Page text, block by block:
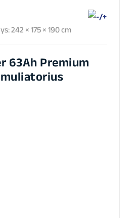
242 × 175 × 190 cm
63Ah Premium